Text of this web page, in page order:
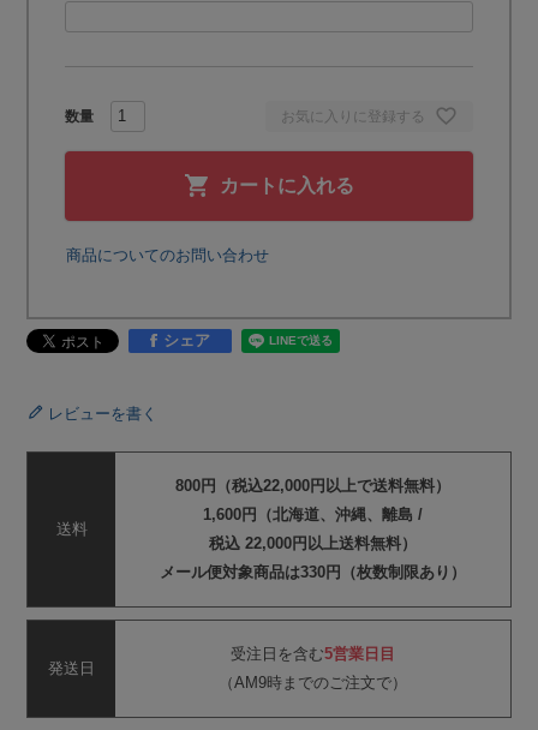
お気に入りに登録する
カートに入れる
商品についてのお問い合わせ
シェア
レビューを書く
送料
800円（税込22,000円以上で送料無料）
1,600円（北海道、沖縄、離島 /
税込 22,000円以上送料無料）
メール便対象商品は330円（枚数制限あり）
発送日
受注日を含む5営業日目
（AM9時までのご注文で）